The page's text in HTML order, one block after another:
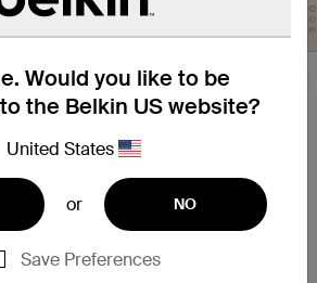
Would you like to be
the Belkin US website?
United States
or NO
Save Preferences
분리형 버클이
안전하게 고정
됩니다.
속 버클 디자인으로
과 내구성이 보장됩
비틀기만 하면 단단
다. 마치 장치가 미키